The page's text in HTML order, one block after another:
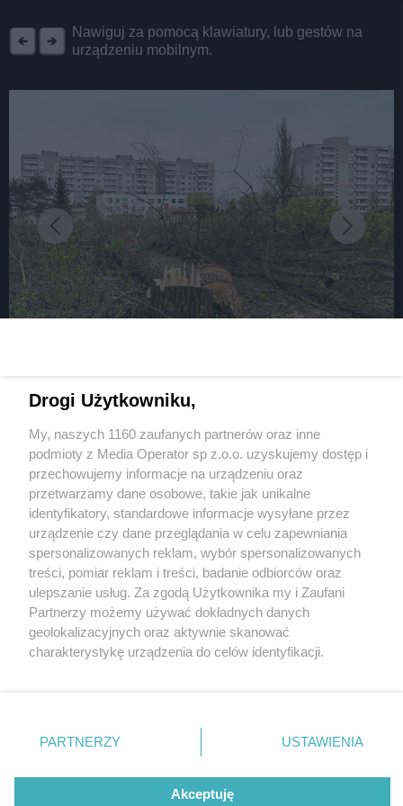
Nawiguj za pomocą klawiatury, lub gestów na
urządzeniu mobilnym.
Wycinka kilkuset drzew pod budowę osiedla w
Czeladzi. Dlaczego akurat w okresie lęgowym i
dlaczego nie jest wstrzymana na czas kontroli?
6 / 8
Czeladź. Szyb
»Kondratowicz« – wycinka
drzew pod nowe osiedle
»DomBud«. Mapa. 16
REKLAMA
Wydawca mediów lokalnych
Nie zapomnij
zapoznać się z:
polityką prywatności
Twojemiasto
Piekary Śląskie
Chorzów
Tarnowskie Góry
Gliwice
Skontakuj sięz nami
Kontakt
Redakcja
Newsletter
Drogi Użytkowniku,
My, naszych 1160 zaufanych partnerów oraz inne
podmioty z Media Operator sp z.o.o. uzyskujemy dostęp i
przechowujemy informacje na urządzeniu oraz
przetwarzamy dane osobowe, takie jak unikalne
identyfikatory, standardowe informacje wysyłane przez
urządzenie czy dane przeglądania w celu zapewniania
spersonalizowanych reklam, wybór spersonalizowanych
treści, pomiar reklam i treści, badanie odbiorców oraz
ulepszanie usług. Za zgodą Użytkownika my i Zaufani
Partnerzy możemy używać dokładnych danych
geolokalizacyjnych oraz aktywnie skanować
charakterystykę urządzenia do celów identyfikacji.
zmienić/wycofać klikając przycisk ustawień prywatności
znajdujący się w lewym dolnym rogu strony
rodzaje przetwarzania danych nie wymagają zgody
użytkownika, ale masz prawo sprzeciwić się takiemu
PARTNERZY USTAWIENIA
Akceptuję